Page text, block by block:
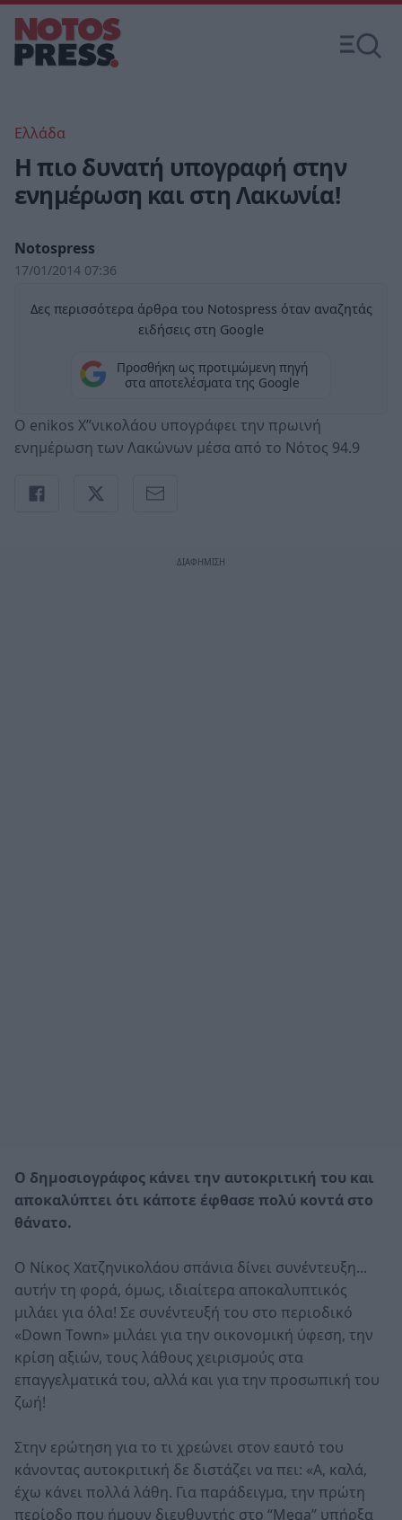
Ελλάδα
Η πιο δυνατή υπογραφή στην
ενημέρωση και στη Λακωνία!
Notospress
17/01/2014 07:36
Δες περισσότερα άρθρα του Notospress όταν αναζητάς
ειδήσεις στη Google
Προσθήκη ως προτιμώμενη πηγή
στα αποτελέσματα της Google
Ο enikos Χ’’νικολάου υπογράφει την πρωινή
ενημέρωση των Λακώνων μέσα από το Νότος 94.9
Ο δημοσιογράφος κάνει την αυτοκριτική του και
αποκαλύπτει ότι κάποτε έφθασε πολύ κοντά στο
θάνατο.
O Νίκος Χατζηνικολάου σπάνια δίνει συνέντευξη...
αυτήν τη φορά, όμως, ιδιαίτερα αποκαλυπτικός
μιλάει για όλα! Σε συνέντευξή του στο περιοδικό
«Down Town» μιλάει για την οικονομική ύφεση, την
κρίση αξιών, τους λάθους χειρισμούς στα
επαγγελματικά του, αλλά και για την προσωπική του
ζωή!
Στην ερώτηση για το τι χρεώνει στον εαυτό του
κάνοντας αυτοκριτική δε διστάζει να πει: «Α, καλά,
έχω κάνει πολλά λάθη. Για παράδειγμα, την πρώτη
περίοδο που ήμουν διευθυντής στο “Mega” υπήρξα